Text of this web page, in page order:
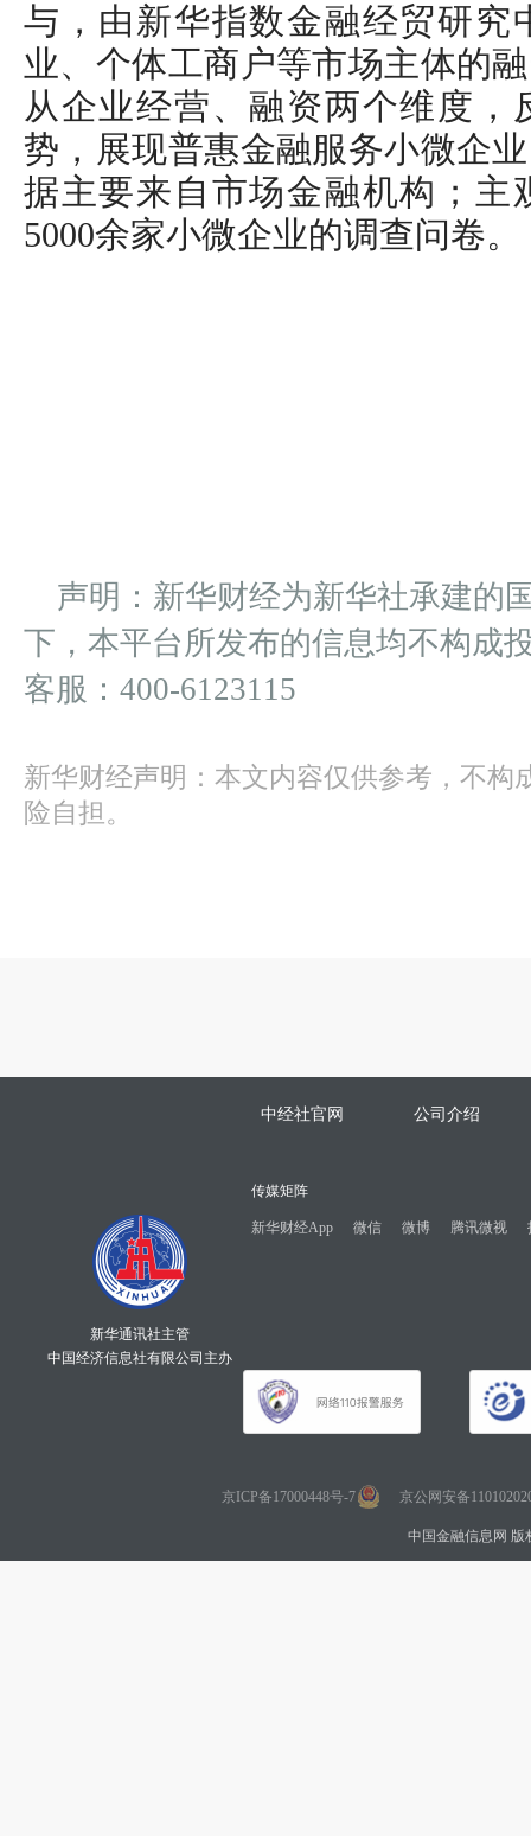
与，由新华指数金融经贸研究
业、个体工商户等市场主体的
从企业经营、融资两个维度，
势，展现普惠金融服务小微企
据主要来自市场金融机构；主
5000余家小微企业的调查问卷。
声明：新华财经为新华社承建的
下，本平台所发布的信息均不构成
客服：400-6123115
新华财经声明：本文内容仅供参考，不构
险自担。
中经社官网 公司介绍
新华通讯社主管
中国经济信息社有限公司主办
传媒矩阵
新华财经App 微信 微博 腾讯微视
京ICP备17000448号-7 京公网安备
中国金融信息网 版